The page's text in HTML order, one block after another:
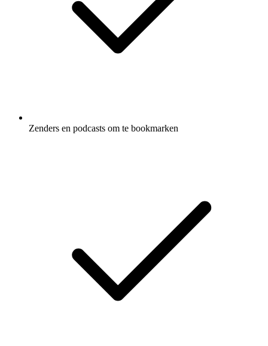
Zenders en podcasts om te bookmarken